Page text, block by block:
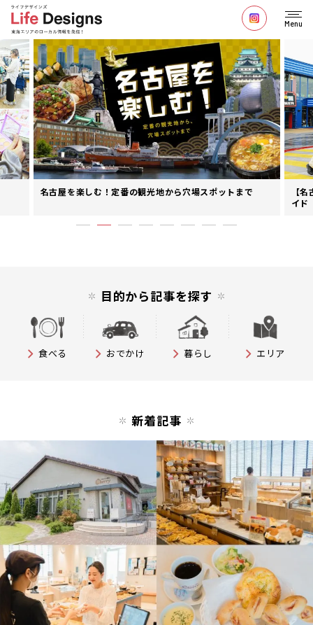
Menu
名古屋を楽しむ！定番の観光地から穴場スポットまで
【
イド
目的から記事を探す
食べる おでかけ 暮らし エリア
新着記事